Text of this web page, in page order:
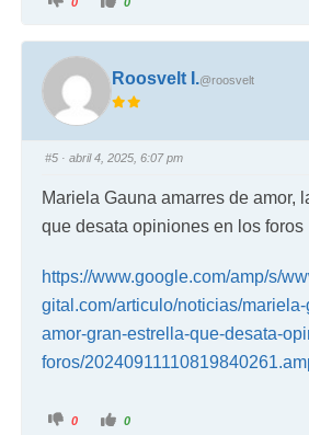
Roosvelt I.@roosvelt
#5 · abril 4, 2025, 6:07 pm
Mariela Gauna amarres de amor,
que desata opiniones en los foros
https://www.google.com/amp/s/
gital.com/articulo/noticias/
amor-gran-estrella-que-desata-
foros/
0 0